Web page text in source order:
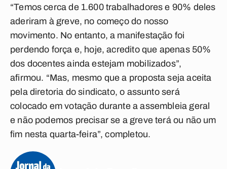
“Temos cerca de 1.600 trabalhadores e 90% deles
aderiram à greve, no começo do nosso
movimento. No entanto, a manifestação foi
perdendo força e, hoje, acredito que apenas 50%
dos docentes ainda estejam mobilizados”,
afirmou. “Mas, mesmo que a proposta seja aceita
pela diretoria do sindicato, o assunto será
colocado em votação durante a assembleia geral
e não podemos precisar se a greve terá ou não um
fim nesta quarta-feira”, completou.